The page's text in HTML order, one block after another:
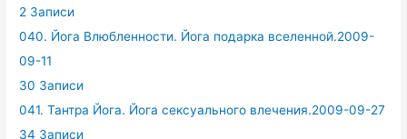
2 Записи
040. Йога Влюбленности. Йога подарка вселенной.2009-
09-11
30 Записи
041. Тантра Йога. Йога сексуального влечения.2009-09-27
34 Записи